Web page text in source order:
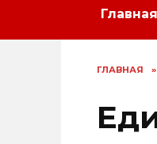
Главная
ГЛАВНАЯ »